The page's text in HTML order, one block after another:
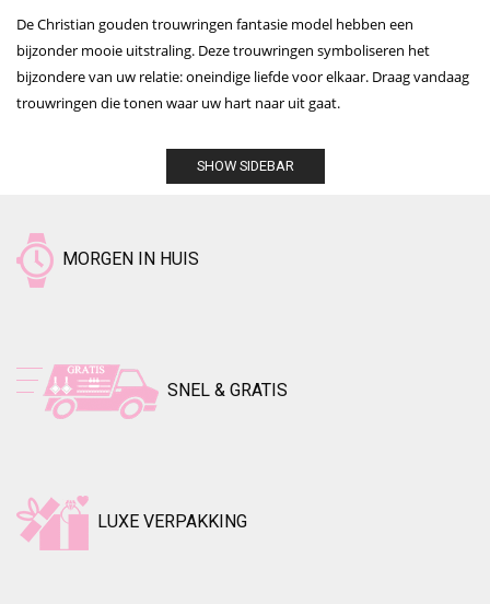
De Christian gouden trouwringen fantasie model hebben een
bijzonder mooie uitstraling. Deze trouwringen symboliseren het
bijzondere van uw relatie: oneindige liefde voor elkaar. Draag vandaag
trouwringen die tonen waar uw hart naar uit gaat.
SHOW SIDEBAR
MORGEN IN HUIS
SNEL & GRATIS
LUXE VERPAKKING